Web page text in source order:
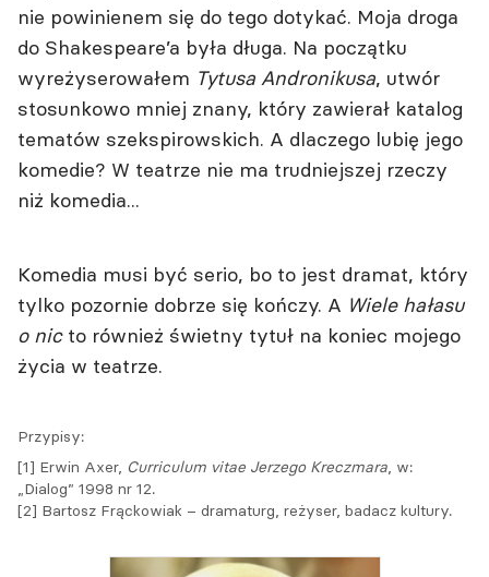
nie powinienem się do tego dotykać. Moja droga
do Shakespeare’a była długa. Na początku
wyreżyserowałem Tytusa Andronikusa, utwór
stosunkowo mniej znany, który zawierał katalog
tematów szekspirowskich. A dlaczego lubię jego
komedie? W teatrze nie ma trudniejszej rzeczy
niż komedia...
Komedia musi być serio, bo to jest dramat, który
tylko pozornie dobrze się kończy. A Wiele hałasu
o nicto również świetny tytuł na koniec mojego
życia w teatrze.
Przypisy:
[1] Erwin Axer, Curriculum vitae Jerzego Kreczmara, w:
„Dialog” 1998 nr 12.
[2] Bartosz Frąckowiak – dramaturg, reżyser, badacz kultury.